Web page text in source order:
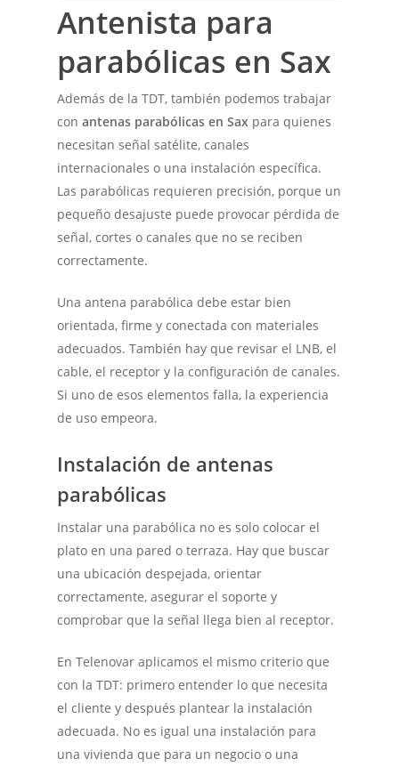
Antenista para
parabólicas en Sax
Además de la TDT, también podemos trabajar
conantenas parabólicas en Sax para quienes
necesitan señal satélite, canales
internacionales o una instalación específica.
Las parabólicas requieren precisión, porque un
pequeño desajuste puede provocar pérdida de
señal, cortes o canales que no se reciben
correctamente.
Una antena parabólica debe estar bien
orientada, firme y conectada con materiales
adecuados. También hay que revisar el LNB, el
cable, el receptor y la configuración de canales.
Si uno de esos elementos falla, la experiencia
de uso empeora.
Instalación de antenas
parabólicas
Instalar una parabólica no es solo colocar el
plato en una pared o terraza. Hay que buscar
una ubicación despejada, orientar
correctamente, asegurar el soporte y
comprobar que la señal llega bien al receptor.
En Telenovar aplicamos el mismo criterio que
con la TDT: primero entender lo que necesita
el cliente y después plantear la instalación
adecuada. No es igual una instalación para
una vivienda que para un negocio o una